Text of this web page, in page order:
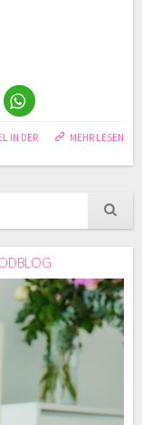
MEHR LESEN
IN DER